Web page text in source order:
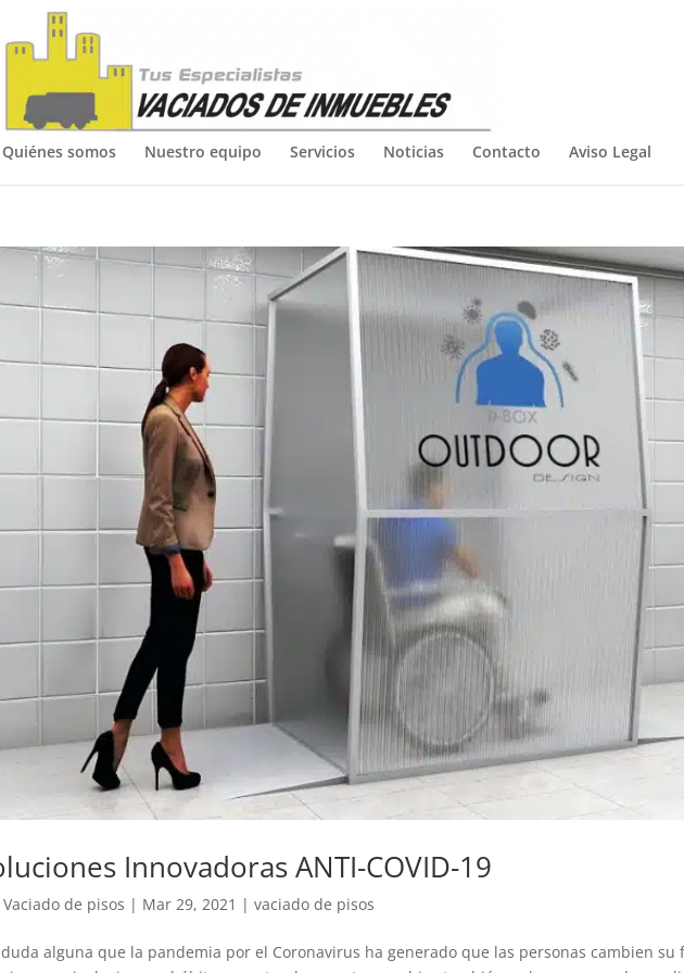
Quiénes somos Nuestro equipo Servicios Noticias Contacto Aviso Legal
Innovadoras ANTI-COVID-19
Vaciado de pisos | Mar 29, 2021 | vaciado de pisos
alguna que la pandemia por el Coronavirus ha generado que las personas cambien su